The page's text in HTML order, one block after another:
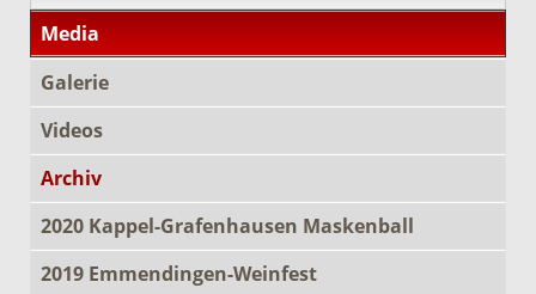
Media
Galerie
Videos
Archiv
2020 Kappel-Grafenhausen Maskenball
2019 Emmendingen-Weinfest